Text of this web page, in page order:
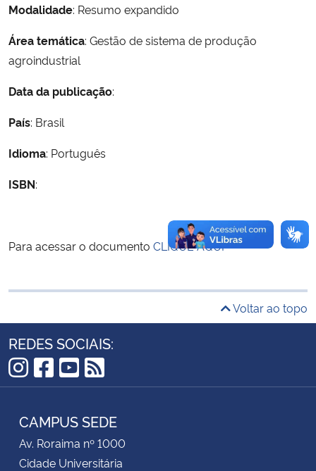
Ministério do Meio Ambiente
Controladoria-Geral da União
Secretaria-Geral
Secretaria de Governo
Advocacia-Geral da União
Planalto
Modalidade: Resumo expandido
Área temática: Gestão de sistema de produção
agroindustrial
Data da publicação:
País: Brasil
Idioma: Português
ISBN:
Para acessar o documento CLIQUE AQUI
Voltar ao topo
REDES SOCIAIS:
Instagram
Facebook
YouTube
RSS
CAMPUS SEDE
Av. Roraima nº 1000
Cidade Universitária